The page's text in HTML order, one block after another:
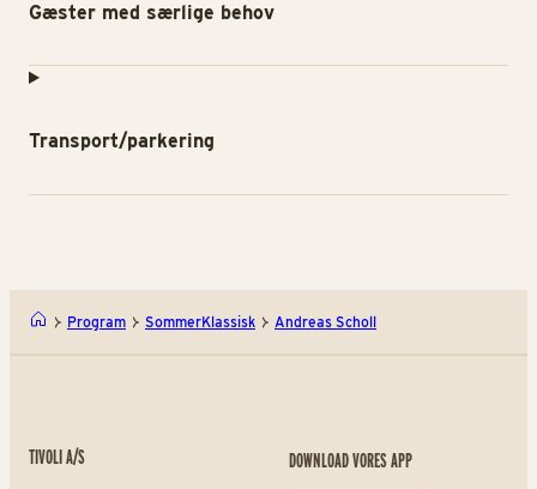
Gæster med særlige behov
Transport/parkering
Program SommerKlassisk Andreas Scholl
TIVOLI A/S DOWNLOAD VORES APP